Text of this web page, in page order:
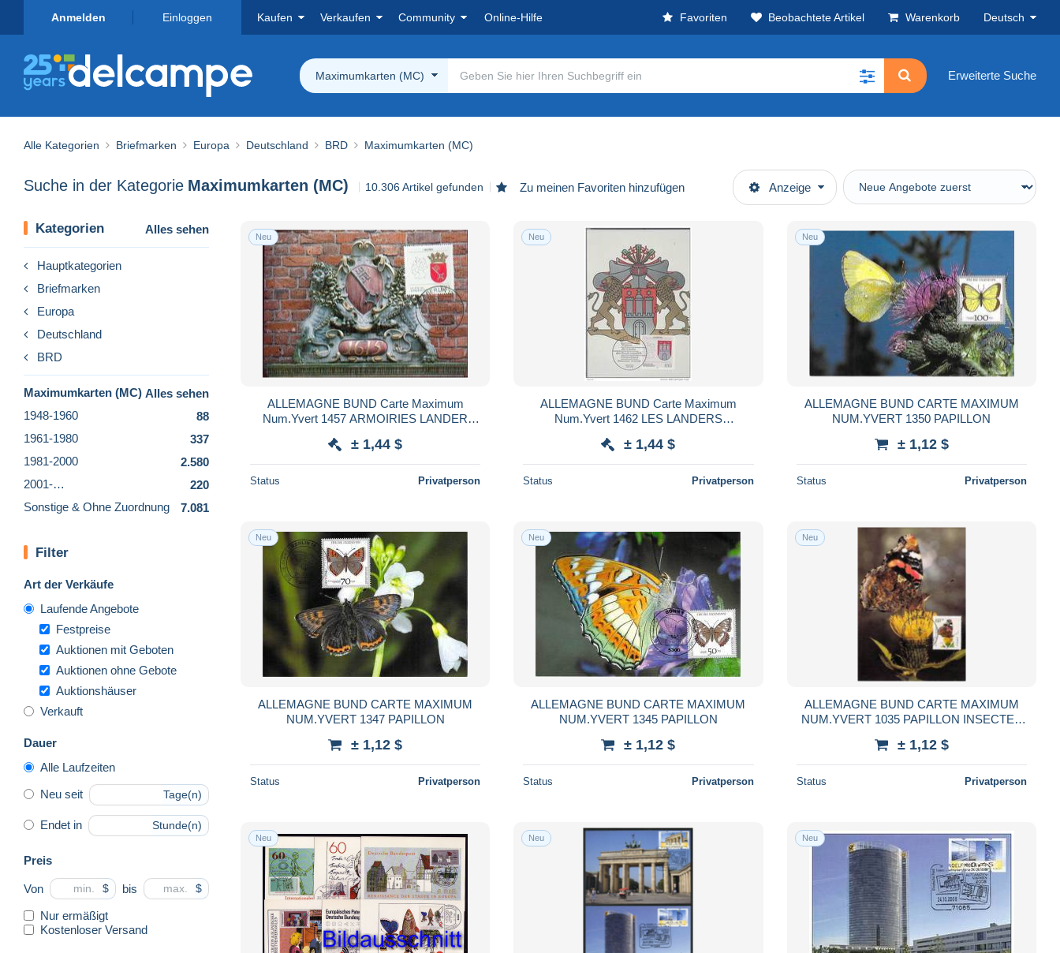
Anmelden Einloggen Kaufen Verkaufen Community Online-Hilfe Favoriten Beobachtete Artikel Warenkorb Deutsch
Maximumkarten (MC) Erweiterte Suche
Alle Kategorien Briefmarken Europa Deutschland BRD Maximumkarten (MC)
Suche in der Kategorie Maximumkarten (MC) 10.306 Artikel gefunden Zu meinen Favoriten hinzufügen Anzeige
Kategorien Alles sehen
Hauptkategorien
Briefmarken
Europa
Deutschland
BRD
Maximumkarten (MC) Alles sehen
1948-1960
88
1961-1980
337
1981-2000
2.580
2001-…
220
Sonstige & Ohne Zuordnung
7.081
Filter
Art der Verkäufe
Laufende Angebote
Festpreise
Auktionen mit Geboten
Auktionen ohne Gebote
Auktionshäuser
Verkauft
Dauer
Alle Laufzeiten
Neu seit Tage(n)
Endet in Stunde(n)
Preis
Von $ bis $
Nur ermäßigt
Kostenloser Versand
Neu
ALLEMAGNE BUND Carte Maximum
Num.Yvert 1457 ARMOIRIES LANDER
± 1,44 $
Status Privatperson
Neu
ALLEMAGNE BUND Carte Maximum
Num.Yvert 1462 LES LANDERS
± 1,44 $
Status Privatperson
Neu
ALLEMAGNE BUND CARTE MAXIMUM
NUM.YVERT 1350 PAPILLON
± 1,12 $
Status Privatperson
Neu
ALLEMAGNE BUND CARTE MAXIMUM
NUM.YVERT 1347 PAPILLON
± 1,12 $
Status Privatperson
Neu
ALLEMAGNE BUND CARTE MAXIMUM
NUM.YVERT 1345 PAPILLON
± 1,12 $
Status Privatperson
Neu
ALLEMAGNE BUND CARTE MAXIMUM
NUM.YVERT 1035 PAPILLON INSECTES
± 1,12 $
Status Privatperson
Neu Neu Neu